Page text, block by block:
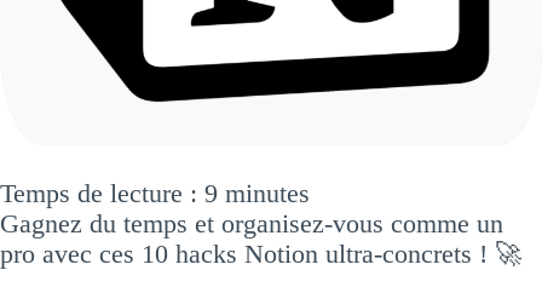
Temps de lecture : 9 minutes
Gagnez du temps et organisez-vous comme un
pro avec ces 10 hacks Notion ultra-concrets ! 🚀